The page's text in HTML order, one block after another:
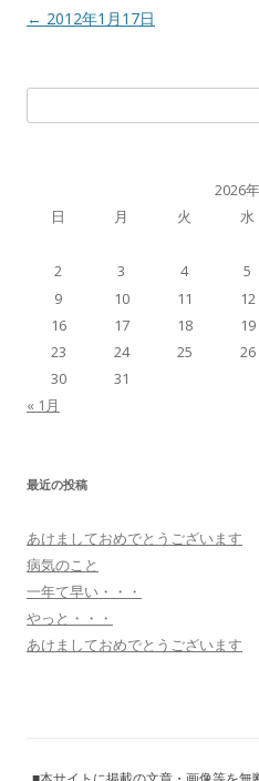
投
← 2012年1月17日
索:
2026
日
月 火 水
2
3 4 5
9
10 11 12
16
17 18 19
23
24 25 26
30
31
« 1月
最近の投稿
あけましておめでとうございます
病気のこと
一年て早い・・・
やっと・・・
あけましておめでとうございます